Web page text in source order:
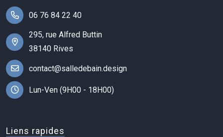
06 76 84 22 40
295, rue Alfred Buttin
38140 Rives
contact@salledebain.design
Lun-Ven (9H00 - 18H00)
Liens rapides